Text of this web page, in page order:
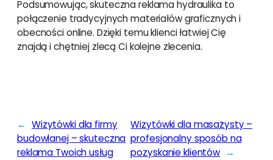
Podsumowując, skuteczna reklama hydraulika to
połączenie tradycyjnych materiałów graficznych i
obecności online. Dzięki temu klienci łatwiej Cię
znajdą i chętniej zlecą Ci kolejne zlecenia.
← Wizytówki dla firmy
budowlanej – skuteczna
reklama Twoich usług
Wizytówki dla masażysty –
profesjonalny sposób na
pozyskanie klientów →